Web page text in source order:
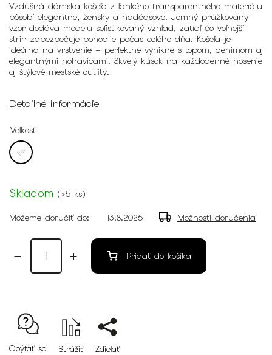
Vzdušná dámska košeľa z ľahkého transparentného materiálu
pôsobí elegantne, žensky a nadčasovo. Jemný prúžkovaný
vzor dodáva modelu sofistikovaný vzhľad, zatiaľ čo voľnejší
strih zabezpečuje pohodlie počas celého dňa. Košeľa je
ideálna na vrstvenie – perfektne vynikne s topom, denimom aj
elegantnými nohavicami. Skvelý kúsok na každodenné nosenie
aj štýlové mestské outfity.
Detailné informácie
Veľkosť
Skladom (>5 ks)
Môžeme doručiť do: 13.8.2026 Možnosti doručenia
Pridať do košíka
Opýtať sa Strážiť Zdieľať